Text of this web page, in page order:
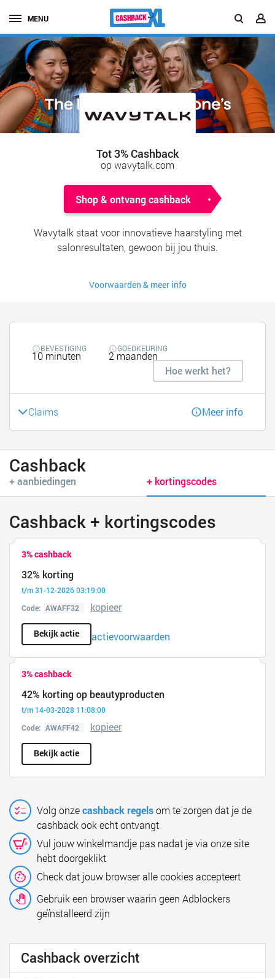
MENU
Tot 3% Cashback
op wavytalk.com
Shop & ontvang cashback
Wavytalk staat voor innovatieve haarstyling met
salonresultaten, gewoon bij jou thuis.
Voorwaarden & meer info
BEVESTIGING
10 minuten
GOEDKEURING
2 maanden
Hoe werkt het?
Claims Meer info
Cashback
+ aanbiedingen + kortingscodes
Cashback + kortingscodes
3% cashback
32% korting
t/m 31-12-2026 03:19:00
Code:
kopieer
Bekijk actie actievoorwaarden
3% cashback
42% korting op beautyproducten
t/m 14-03-2028 11:08:00
Code:
kopieer
Bekijk actie
Volg onzecashback regelsom te zorgen dat je de
cashback ook echt ontvangt
Vul jouw winkelmandje pas nadat je via onze site
hebt doorgeklikt
Check dat jouw browser alle cookies accepteert
Gebruik een browser waarin geen Adblockers
geïnstalleerd zijn
Cashback overzicht